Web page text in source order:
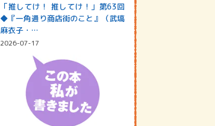
「推してけ！ 推してけ！」第63回
◆『一角通り商店街のこと』（武塙
麻衣子・…
2026-07-17